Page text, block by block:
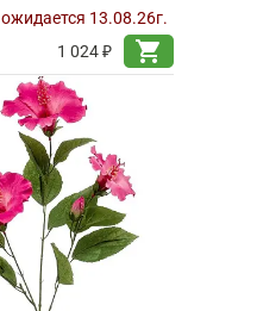
13.08.26г.
1 024 ₽
shopping_cart